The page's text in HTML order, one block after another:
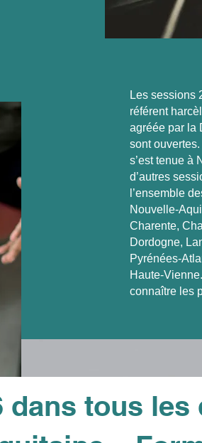
Les sessions
référent
agréée par la
sont
s’est tenue à
d’autres
l’ensemble
Charente,
Dordogne,
connaître les
dans tous les